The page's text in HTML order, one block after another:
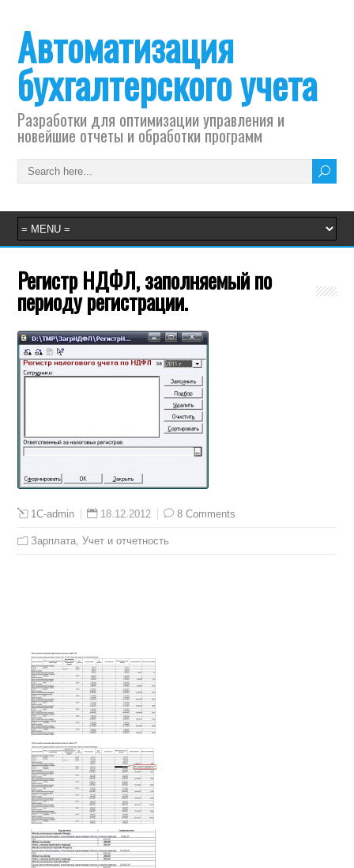
Автоматизация
бухгалтерского учета
Разработки для оптимизации управления и
новейшие отчеты и обработки программ
Регистр НДФЛ, заполняемый по
периоду регистрации.
1C-admin 18.12.2012 8 Comments
Зарплата,Учет и отчетность